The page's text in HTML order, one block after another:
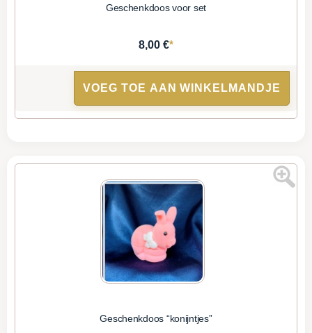
Geschenkdoos voor set
8,00 €*
VOEG TOE AAN WINKELMANDJE
Geschenkdoos “konijntjes”